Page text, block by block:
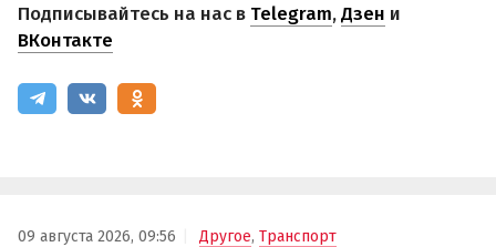
Подписывайтесь на нас в Telegram,Дзен и
ВКонтакте
09 августа 2026, 09:56 Другое, Транспорт